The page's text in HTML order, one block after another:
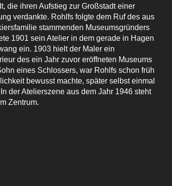
die ihren Aufstieg zur Großstadt einer
verdankte. Rohlfs folgte dem Ruf des aus
stammenden Museumsgründers
1901 sein Atelier in dem gerade in Hagen
ein. 1903 hielt der Maler ein
des ein Jahr zuvor eröffneten Museums
eines Schlossers, war Rohlfs schon früh
bewusst machte, später selbst einmal
der Atelierszene aus dem Jahr 1946 steht
Zentrum.